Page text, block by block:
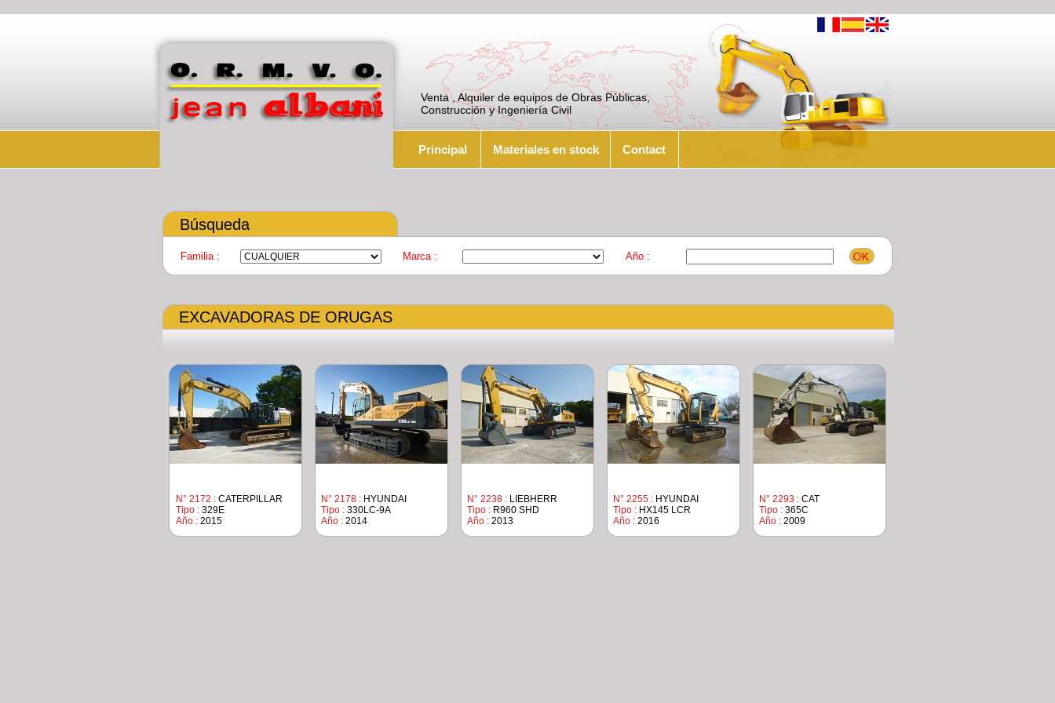
Venta , Alquiler de equipos de Obras Públicas,
Construcción y Ingeniería Civil
Principal Materiales en stock Contact
Búsqueda
Familia : Marca : Año :
EXCAVADORAS DE ORUGAS
N° 2172 :CATERPILLAR
Tipo :329E
Año :2015
N° 2178 : HYUNDAI
Tipo : 330LC-9A
Año : 2014
N° 2238 : LIEBHERR
Tipo : R960 SHD
Año : 2013
N° 2255 : HYUNDAI
Tipo : HX145 LCR
Año : 2016
N° 2293 : CAT
Tipo : 365C
Año : 2009